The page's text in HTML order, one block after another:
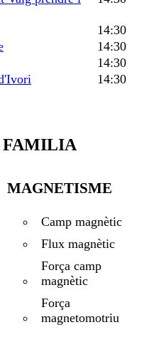
14:30
14:30
14:30
14:30
FAMILIA
MAGNETISME
Camp magnètic
Flux magnètic
Força camp
magnètic
Força
magnetomotriu